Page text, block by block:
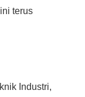
terus
Industri,